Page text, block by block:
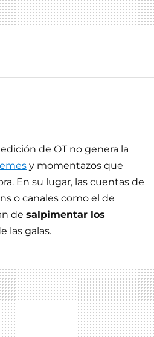
de OT no genera la
y momentazos que
En su lugar, las cuentas de
o canales como el de
de salpimentar los
las galas.